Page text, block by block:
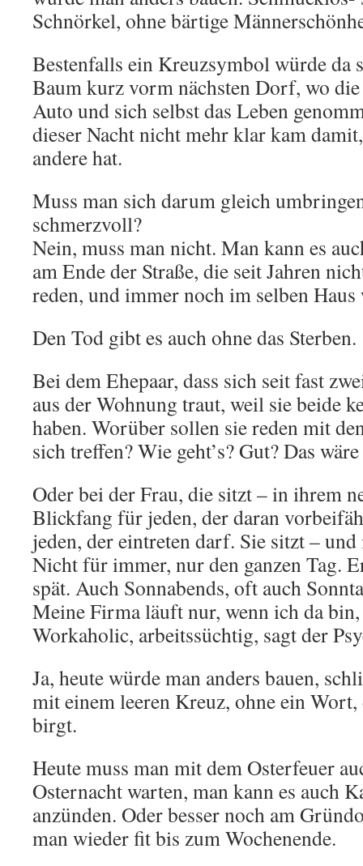
Schnörkel, ohne bärtige
Bestenfalls ein Kreuzsymbol würde da
Baum kurz vorm nächsten Dorf, wo
Auto und sich selbst das Leben
dieser Nacht nicht mehr klar kam
andere hat.
Muss man sich darum gleich
schmerzvoll?
Nein, muss man nicht. Man kann es
am Ende der Straße, die seit Jahren
reden, und immer noch im selben Haus
Den Tod gibt es auch ohne das Sterben.
Bei dem Ehepaar, dass sich seit fast
aus der Wohnung traut, weil sie beide
haben. Worüber sollen sie reden mit
sich treffen? Wie geht’s? Gut? Das
Oder bei der Frau, die sitzt – in ihrem
Blickfang für jeden, der daran
jeden, der eintreten darf. Sie sitzt –
Nicht für immer, nur den ganzen Tag.
spät. Auch Sonnabends, oft auch
Meine Firma läuft nur, wenn ich da bin,
Workaholic, arbeitssüchtig, sagt der
Ja, heute würde man anders bauen,
mit einem leeren Kreuz, ohne ein
birgt.
Heute muss man mit dem Osterfeuer
Osternacht warten, man kann es auch
anzünden. Oder besser noch am
man wieder fit bis zum Wochenende.